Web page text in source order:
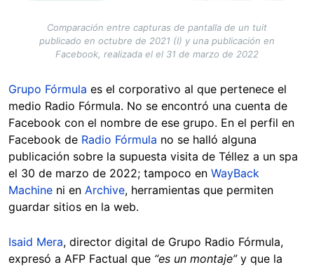
Comparación entre capturas de pantalla de un tuit
publicado en octubre de 2021 (I) y una publicación en
Facebook, realizada el el 31 de marzo de 2022
Grupo Fórmula es el corporativo al que pertenece el
medio Radio Fórmula. No se encontró una cuenta de
Facebook con el nombre de ese grupo. En el perfil en
Facebook de Radio Fórmula no se halló alguna
publicación sobre la supuesta visita de Téllez a un spa
el 30 de marzo de 2022; tampoco en WayBack
Machine ni en Archive, herramientas que permiten
guardar sitios en la web.
Isaid Mera, director digital de Grupo Radio Fórmula,
expresó a AFP Factual que “es un montaje”y que la